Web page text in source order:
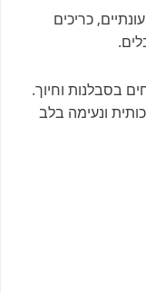
כריכים
.
בסבלנות וחיוך.
ונעימה בלב